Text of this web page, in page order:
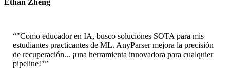
Ethan Zheng
“"Como educador en IA, busco soluciones SOTA para mis
estudiantes practicantes de ML. AnyParser mejora la precisión
de recuperación... ¡una herramienta innovadora para cualquier
pipeline!"”